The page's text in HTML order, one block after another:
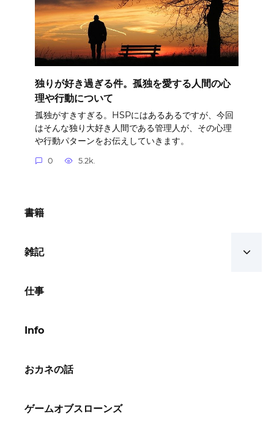
独りが好き過ぎる件。孤独を愛する人間の心
理や行動について
孤独がすきすぎる。HSPにはあるあるですが、今回
はそんな独り大好き人間である管理人が、その心理
や行動パターンをお伝えしていきます。
0 5.2k.
書籍
雑記
仕事
Info
おカネの話
ゲームオブスローンズ